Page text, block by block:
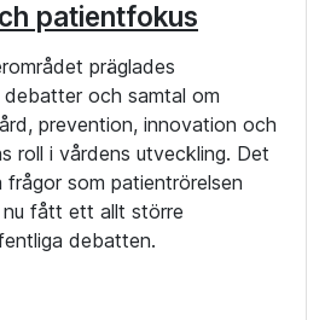
patientfokus
präglades
och samtal om
prevention, innovation och
roll i vårdens utveckling. Det
som patientrörelsen
fått ett allt större
debatten.